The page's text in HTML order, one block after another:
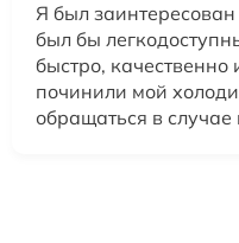
Я был
был бы
быстро,
починили мой
обращаться в